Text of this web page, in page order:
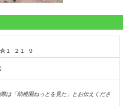
１−２１−９
は「幼稚園ねっとを見た」とお伝えくださ